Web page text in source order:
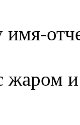
жаром